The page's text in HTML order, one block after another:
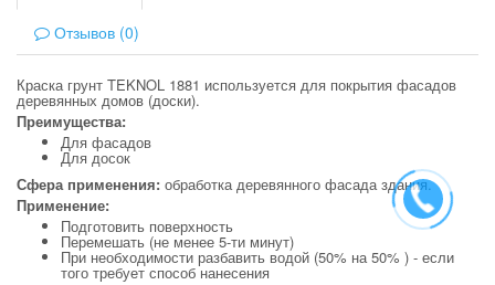
Отзывов (0)
Краска грунт TEKNOL 1881 используется для покрытия фасадов
деревянных домов (доски).
Преимущества:
Для фасадов
Для досок
Сфера применения: обработка деревянного фасада здания.
Применение:
Подготовить поверхность
Перемешать (не менее 5-ти минут)
При необходимости разбавить водой (50% на 50% ) - если
того требует способ нанесения